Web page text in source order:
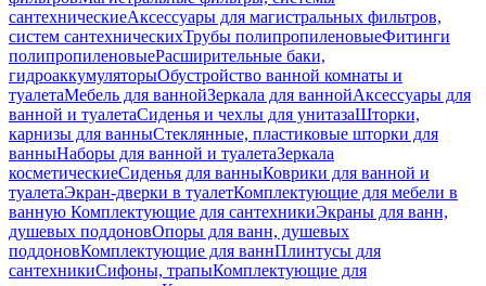
сантехническиеАксессуары для магистральных фильтров,
систем сантехническихТрубы полипропиленовыеФитинги
полипропиленовыеРасширительные баки,
гидроаккумуляторыОбустройство ванной комнаты и
туалетаМебель для ваннойЗеркала для ваннойАксессуары для
ванной и туалетаСиденья и чехлы для унитазаШторки,
карнизы для ванныСтеклянные, пластиковые шторки для
ванныНаборы для ванной и туалетаЗеркала
косметическиеСиденья для ванныКоврики для ванной и
туалетаЭкран-дверки в туалетКомплектующие для мебели в
ванную Комплектующие для сантехникиЭкраны для ванн,
душевых поддоновОпоры для ванн, душевых
поддоновКомплектующие для ваннПлинтусы для
сантехникиСифоны, трапыКомплектующие для